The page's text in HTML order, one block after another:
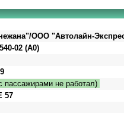
ООО "Автолайн-
02 (A0)
пассажирами не работал)
57